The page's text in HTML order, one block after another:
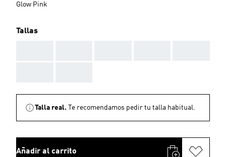
Glow Pink
Tallas
Talla real. Te recomendamos pedir tu talla habitual.
Añadir al carrito